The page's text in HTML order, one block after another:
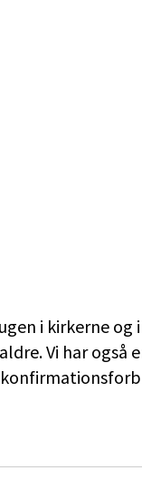
i kirkerne og
Vi har